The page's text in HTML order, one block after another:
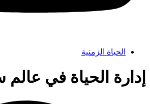
الحياة الزمنية
إدارة الحياة في